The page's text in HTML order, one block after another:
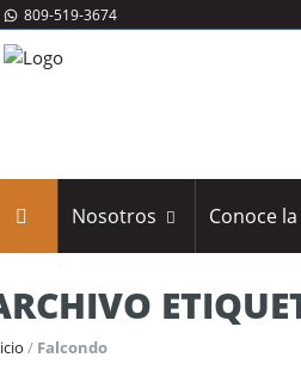
809-519-3674
Nosotros Conoce
/ Falcondo